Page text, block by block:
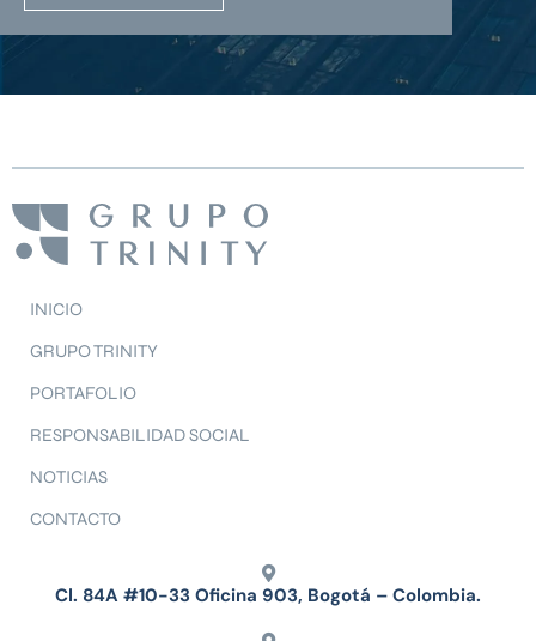
INICIO
GRUPO TRINITY
PORTAFOLIO
RESPONSABILIDAD SOCIAL
NOTICIAS
CONTACTO
Cl. 84A #10-33 Oficina 903, Bogotá – Colombia.